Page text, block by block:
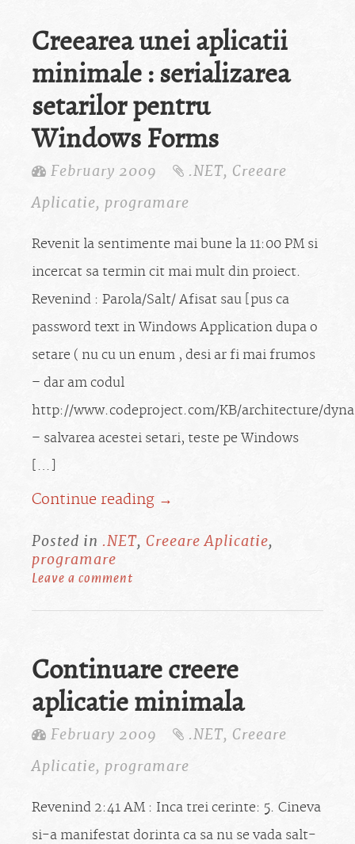
Creearea unei aplicatii
minimale : serializarea
setarilor pentru
Windows Forms
February 2009 .NET, Creeare
Aplicatie, programare
Revenit la sentimente mai bune la 11:00 PM si
incercat sa termin cit mai mult din proiect.
Revenind : Parola/Salt/ Afisat sau [pus ca
password text in Windows Application dupa o
setare ( nu cu un enum , desi ar fi mai frumos
– dar am codul
http://www.codeproject.com/KB/architecture/
– salvarea acestei setari, teste pe Windows
[…]
Continue reading →
Posted in .NET, Creeare Aplicatie,
programare
Leave a comment
Continuare creere
aplicatie minimala
February 2009 .NET, Creeare
Aplicatie, programare
Revenind 2:41 AM : Inca trei cerinte: 5. Cineva
si-a manifestat dorinta ca sa nu se vada salt-